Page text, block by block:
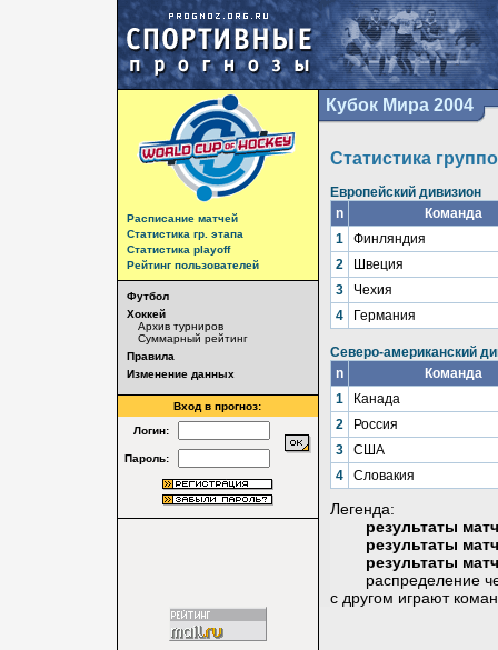
Расписание матчей
Статистика гр. этапа
Статистика playoff
Рейтинг пользователей
Футбол
Хоккей
Архив турниров
Суммарный рейтинг
Правила
Изменение данных
Вход в прогноз:
Логин:
Пароль:
Кубок Мира 2004
Статистика
Европейский дивизион
n
Команда
1
Финляндия
2
Швеция
3
Чехия
4
Германия
Северо-американский
n
Команда
1
Канада
2
Россия
3
США
4
Словакия
Легенда:
результаты
результаты
результаты
распределение
с другом играют